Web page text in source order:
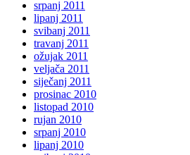
srpanj 2011
lipanj 2011
svibanj 2011
travanj 2011
ožujak 2011
veljača 2011
siječanj 2011
prosinac 2010
listopad 2010
rujan 2010
srpanj 2010
lipanj 2010